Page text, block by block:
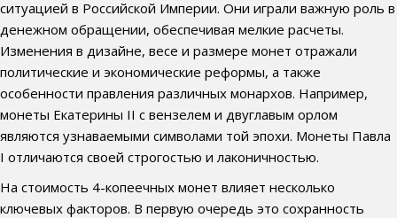
ситуацией в Российской Империи. Они играли важную роль в
денежном обращении, обеспечивая мелкие расчеты.
Изменения в дизайне, весе и размере монет отражали
политические и экономические реформы, а также
особенности правления различных монархов. Например,
монеты Екатерины II с вензелем и двуглавым орлом
являются узнаваемыми символами той эпохи. Монеты Павла
I отличаются своей строгостью и лаконичностью.
На стоимость 4-копеечных монет влияет несколько
ключевых факторов. В первую очередь это сохранность